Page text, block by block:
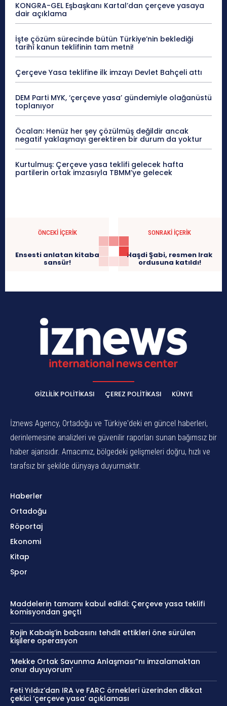
KONGRA-GEL Eşbaşkanı Kartal’dan çerçeve yasaya
dair açıklama
İşte çözüm sürecinde bütün Türkiye’nin beklediği
tarihî kanun teklifinin tam metni!
Çerçeve Yasa teklifine ilk imzayı Devlet Bahçeli attı
DEM Parti MYK, ‘çerçeve yasa’ gündemiyle olağanüstü
toplanıyor
Öcalan: Henüz her şey çözülmüş değildir ancak
negatif yaklaşmayı gerektiren bir durum da yoktur
Kurtulmuş: Çerçeve yasa teklifi gelecek hafta
partilerin ortak imzasıyla TBMM’ye gelecek
ÖNCEKI İÇERIK
Ensesti anlatan kitaba
sansür!
SONRAKI İÇERIK
Haşdi Şabi, resmen Irak
ordusuna katıldı!
GIZLILIK POLITIKASI ÇEREZ POLITIKASI KÜNYE
İznews Agency, Ortadoğu ve Türkiye'deki en güncel haberleri,
derinlemesine analizleri ve güvenilir raporları sunan bağımsız bir
haber ajansıdır. Amacımız, bölgedeki gelişmeleri doğru, hızlı ve
tarafsız bir şekilde dünyaya duyurmaktır.
Haberler
Ortadoğu
Röportaj
Ekonomi
Kitap
Spor
Maddelerin tamamı kabul edildi: Çerçeve yasa teklifi
komisyondan geçti
Rojin Kabaiş’in babasını tehdit ettikleri öne sürülen
kişilere operasyon
‘Mekke Ortak Savunma Anlaşması”nı imzalamaktan
onur duyuyorum’
Feti Yıldız’dan IRA ve FARC örnekleri üzerinden dikkat
çekici ‘çerçeve yasa’ açıklaması